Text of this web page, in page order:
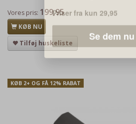
Vores pris: 199,95
KØB NU
Tilføj huskeliste
KØB 2+ OG FÅ 12% RABAT
Priser fra kun 29,95
Se dem nu